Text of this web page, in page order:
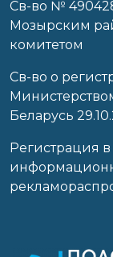
Cв-во №
Мозырским
комитетом
Св-во о
Беларусь
Регистрация